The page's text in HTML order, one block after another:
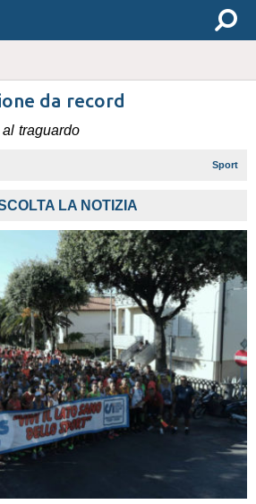
da record
traguardo
Sport
LA NOTIZIA